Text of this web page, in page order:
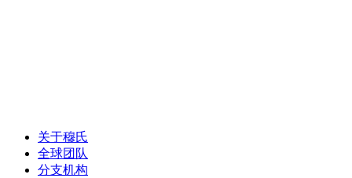
关于穆氏
全球团队
分支机构